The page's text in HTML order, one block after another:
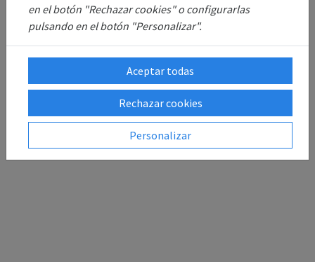
en el botón "Rechazar cookies" o configurarlas
pulsando en el botón "Personalizar".
Aceptar todas
Rechazar cookies
Personalizar